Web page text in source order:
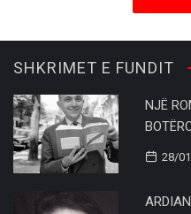
SHKRIMET E FUNDIT
NJË
28/